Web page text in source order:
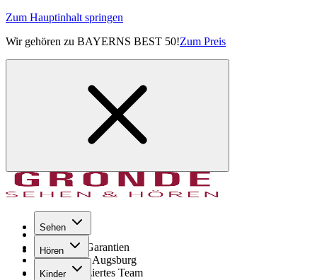
Zum Hauptinhalt springen
Wir gehören zu BAYERNS BEST 50!Zum Preis
Sehen
Hören
Kinder
Seit 1971
GRONDE Garantien
8× im Raum Augsburg
Hochqualifiziertes Team